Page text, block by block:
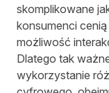
skomplikowane
konsumenci
możliwość
Dlatego tak
wykorzystanie